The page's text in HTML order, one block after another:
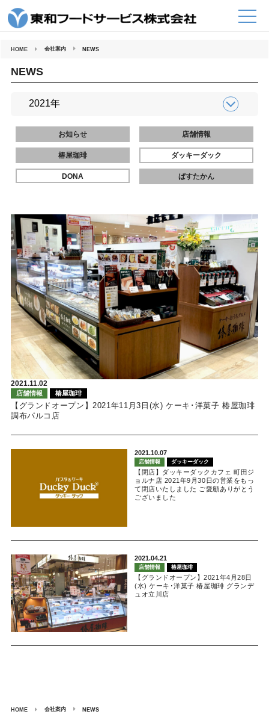
HOME 会社案内 NEWS
NEWS
お知らせ 店舗情報
椿屋珈琲 ダッキーダック
DONA ぱすたかん
2021.11.02
店舗情報 椿屋珈琲
【グランドオープン】2021年11月3日(水) ケーキ･洋菓子 椿屋珈琲
調布パルコ店
2021.10.07
店舗情報 ダッキーダック
【閉店】ダッキーダックカフェ 町田ジ
ョルナ店 2021年9月30日の営業をもっ
て閉店いたしました ご愛顧ありがとう
ございました
2021.04.21
店舗情報 椿屋珈琲
【グランドオープン】2021年4月28日
(水) ケーキ･洋菓子 椿屋珈琲 グランデ
ュオ立川店
HOME 会社案内 NEWS